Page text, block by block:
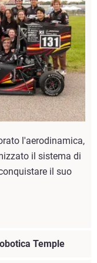
l'aerodinamica,
il sistema di
il suo
Temple